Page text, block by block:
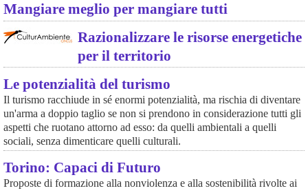
Mangiare meglio per mangiare tutti
Razionalizzare le risorse energetiche
per il territorio
Le potenzialità del turismo
Il turismo racchiude in sé enormi potenzialità, ma rischia di diventare
un'arma a doppio taglio se non si prendono in considerazione tutti gli
aspetti che ruotano attorno ad esso: da quelli ambientali a quelli
sociali, senza dimenticare quelli culturali.
Torino: Capaci di Futuro
Proposte di formazione alla nonviolenza e alla sostenibilità rivolte ai